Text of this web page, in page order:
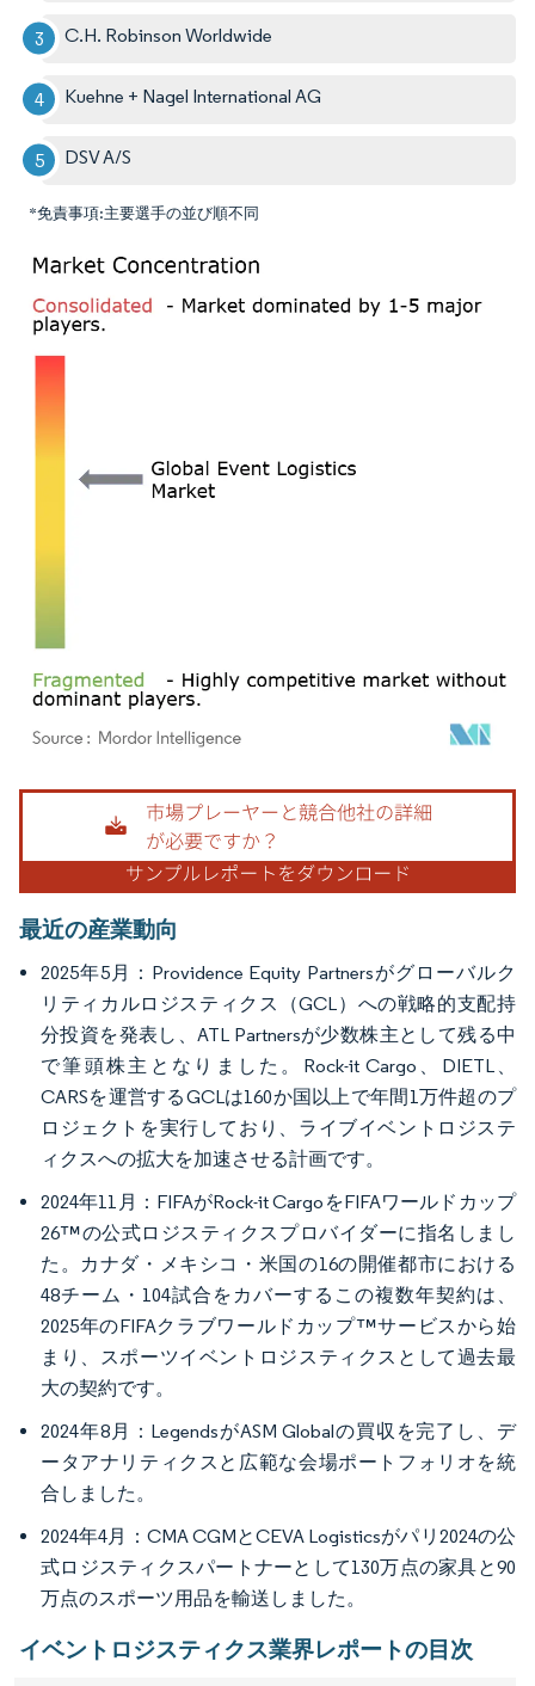
C.H. Robinson Worldwide
Kuehne + Nagel International AG
DSV A/S
*免責事項:主要選手の並び順不同
画像 © Mordor Intelligence。再利用にはCC BY 4.0の表示が必要です。
最近の産業動向
2025年5月：Providence Equity Partnersがグローバルク
リティカルロジスティクス（GCL）への戦略的支配持
分投資を発表し、ATL Partnersが少数株主として残る中
で筆頭株主となりました。Rock-it Cargo、DIETL、
CARSを運営するGCLは160か国以上で年間1万件超のプ
ロジェクトを実行しており、ライブイベントロジステ
ィクスへの拡大を加速させる計画です。
2024年11月：FIFAがRock-it CargoをFIFAワールドカップ
26™の公式ロジスティクスプロバイダーに指名しまし
た。カナダ・メキシコ・米国の16の開催都市における
48チーム・104試合をカバーするこの複数年契約は、
2025年のFIFAクラブワールドカップ™サービスから始
まり、スポーツイベントロジスティクスとして過去最
大の契約です。
2024年8月：LegendsがASM Globalの買収を完了し、デ
ータアナリティクスと広範な会場ポートフォリオを統
合しました。
2024年4月：CMA CGMとCEVA Logisticsがパリ2024の公
式ロジスティクスパートナーとして130万点の家具と90
万点のスポーツ用品を輸送しました。
イベントロジスティクス業界レポートの目次